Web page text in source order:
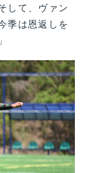
して、ヴァン
季は恩返しを